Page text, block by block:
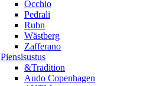
Occhio
Pedrali
Rubn
Wästberg
Zafferano
Piensisustus
&Tradition
Audo Copenhagen